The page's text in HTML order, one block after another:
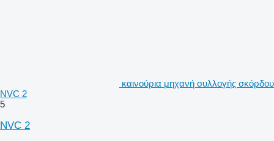
καινούρια μηχανή συλλογής σκόρδου
NVC 2
5
NVC 2